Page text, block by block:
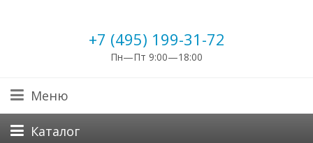
+7 (495) 199-31-72
Пн—Пт 9:00—18:00
Меню
Каталог